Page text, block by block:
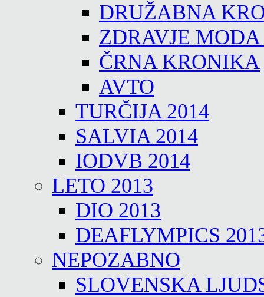
DRUŽABNA
ZDRAVJE
ČRNA KRONIKA
AVTO
TURČIJA 2014
SALVIA 2014
IODVB 2014
LETO 2013
DIO 2013
DEAFLYMPICS
NEPOZABNO
SLOVENSKA